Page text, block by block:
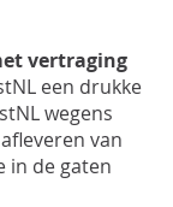
vergeten?
wachtwoord
Blijf ingelogd
INLOGGEN
vertraging
een drukke
wegens
van
in de gaten